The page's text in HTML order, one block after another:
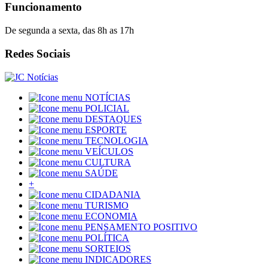
Funcionamento
De segunda a sexta, das 8h as 17h
Redes Sociais
NOTÍCIAS
POLICIAL
DESTAQUES
ESPORTE
TECNOLOGIA
VEÍCULOS
CULTURA
SAÚDE
+
CIDADANIA
TURISMO
ECONOMIA
PENSAMENTO POSITIVO
POLÍTICA
SORTEIOS
INDICADORES